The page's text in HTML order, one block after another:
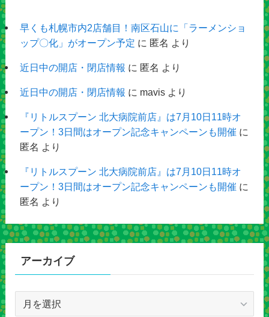
早くも札幌市内2店舗目！南区石山に「ラーメンショ
ップ〇化」がオープン予定 に 匿名 より
近日中の開店・閉店情報 に 匿名 より
近日中の開店・閉店情報 に mavisより
『リトルスプーン 北大病院前店』は7月10日11時オ
ープン！3日間はオープン記念キャンペーンも開催 に
匿名 より
『リトルスプーン 北大病院前店』は7月10日11時オ
ープン！3日間はオープン記念キャンペーンも開催 に
匿名 より
アーカイブ